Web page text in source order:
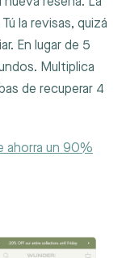
la revisas, quizá
En lugar de 5
Multiplica
de recuperar 4
ahorra un 90%